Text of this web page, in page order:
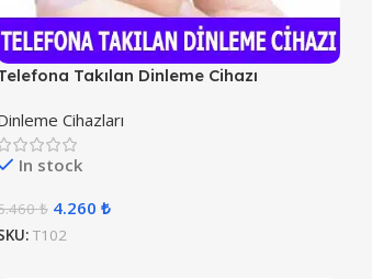
Takılan Dinleme Cihazı
Cihazları
In stock
₺ 4.260 ₺
T102